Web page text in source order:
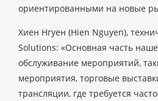
ориентированными на новые
Хиен Нгуен (Hien Nguyen),
Solutions: «Основная часть
обслуживание мероприятий,
мероприятия, торговые
трансляции, где требуется